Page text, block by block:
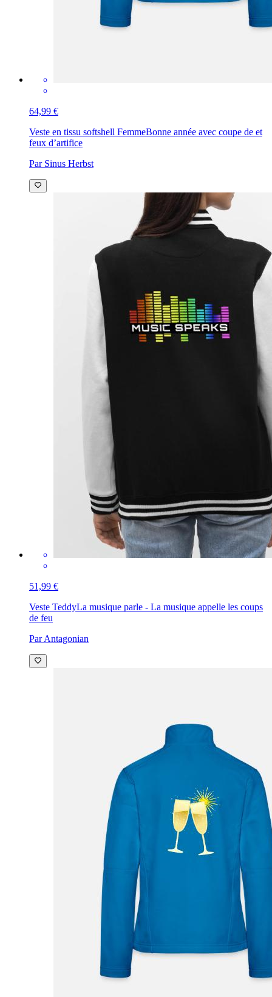
64,99 €
Veste en tissu softshell FemmeBonne année avec coupe de et
feux d’artifice
Par Sinus Herbst
51,99 €
Veste TeddyLa musique parle - La musique appelle les coups
de feu
Par Antagonian